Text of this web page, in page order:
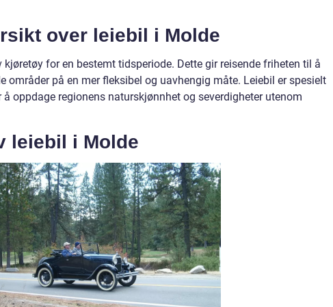
over leiebil i Molde
for en bestemt tidsperiode. Dette gir reisende friheten til å
områder på en mer fleksibel og uavhengig måte. Leiebil er spesielt
oppdage regionens naturskjønnhet og severdigheter utenom
leiebil i Molde